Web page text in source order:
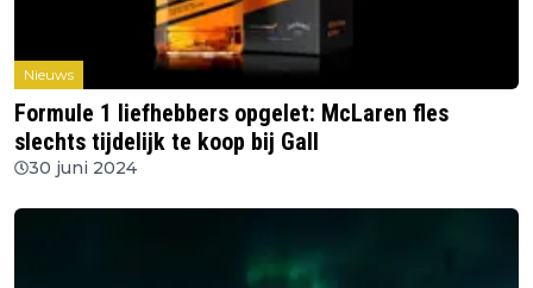
Nieuws
Formule 1 liefhebbers opgelet: McLaren fles
slechts tijdelijk te koop bij Gall
30 juni 2024